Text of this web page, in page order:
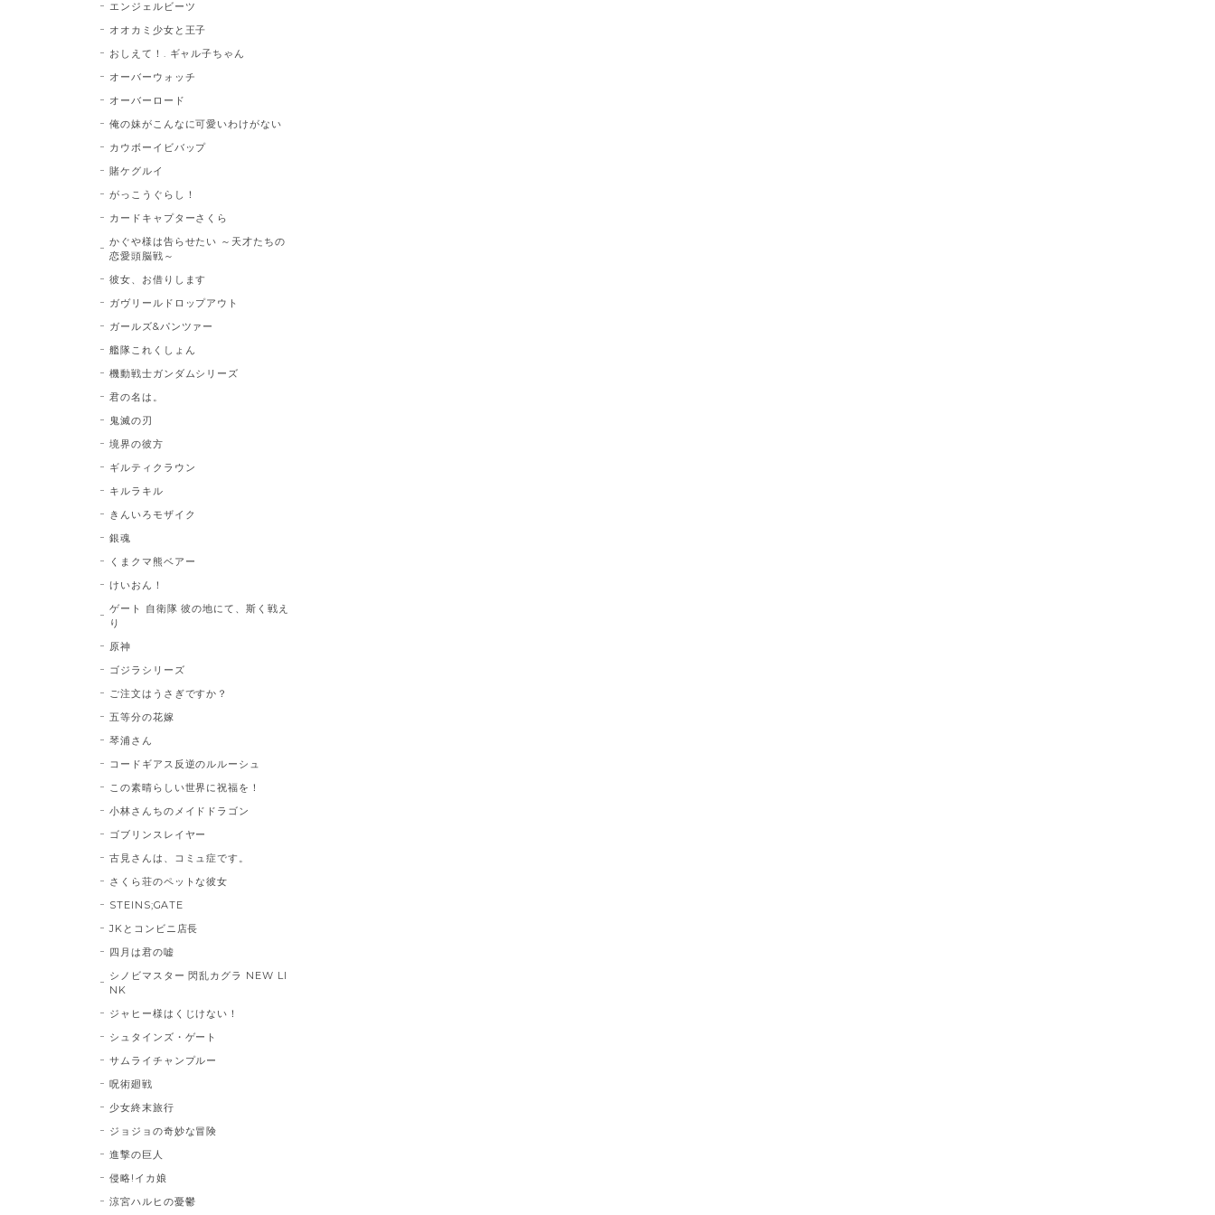
エンジェルビーツ
オオカミ少女と王子
おしえて！. ギャル子ちゃん
オーバーウォッチ
オーバーロード
俺の妹がこんなに可愛いわけがない
カウボーイビバップ
賭ケグルイ
がっこうぐらし！
カードキャプターさくら
かぐや様は告らせたい ～天才たちの
恋愛頭脳戦～
彼女、お借りします
ガヴリールドロップアウト
ガールズ&パンツァー
艦隊これくしょん
機動戦士ガンダムシリーズ
君の名は。
鬼滅の刃
境界の彼方
ギルティクラウン
キルラキル
きんいろモザイク
銀魂
くまクマ熊ベアー
けいおん！
ゲート 自衛隊 彼の地にて、斯く戦え
り
原神
ゴジラシリーズ
ご注文はうさぎですか？
五等分の花嫁
琴浦さん
コードギアス反逆のルルーシュ
この素晴らしい世界に祝福を！
小林さんちのメイドドラゴン
ゴブリンスレイヤー
古見さんは、コミュ症です。
さくら荘のペットな彼女
STEINS;GATE
JKとコンビニ店長
四月は君の嘘
シノビマスター 閃乱カグラ NEW LI
NK
ジャヒー様はくじけない！
シュタインズ・ゲート
サムライチャンプルー
呪術廻戦
少女終末旅行
ジョジョの奇妙な冒険
進撃の巨人
侵略!イカ娘
涼宮ハルヒの憂鬱